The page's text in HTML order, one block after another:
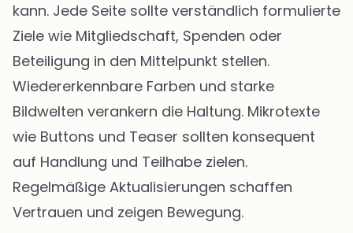
kann. Jede Seite sollte verständlich formulierte
Ziele wie Mitgliedschaft, Spenden oder
Beteiligung in den Mittelpunkt stellen.
Wiedererkennbare Farben und starke
Bildwelten verankern die Haltung. Mikrotexte
wie Buttons und Teaser sollten konsequent
auf Handlung und Teilhabe zielen.
Regelmäßige Aktualisierungen schaffen
Vertrauen und zeigen Bewegung.